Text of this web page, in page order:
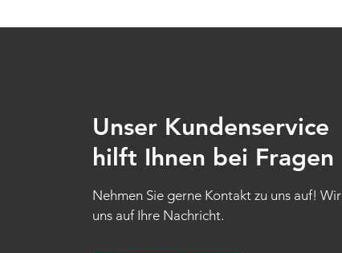
Unser Kundenservice
hilft Ihnen bei Fragen
Nehmen Sie gerne Kontakt zu uns auf!
uns auf Ihre Nachricht.